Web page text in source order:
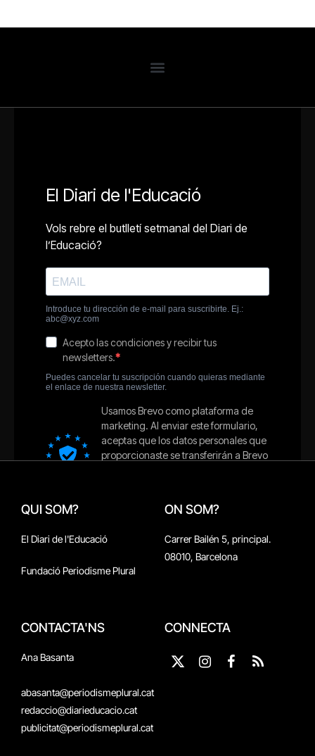
QUI SOM?
El Diari de l'Educació
Fundació Periodisme Plural
ON SOM?
Carrer Bailén 5, principal.
08010, Barcelona
CONTACTA'NS
Ana Basanta
abasanta@periodismeplural.cat
redaccio@diarieducacio.cat
publicitat@periodismeplural.cat
CONNECTA
X
InstagramFacebook
RSS